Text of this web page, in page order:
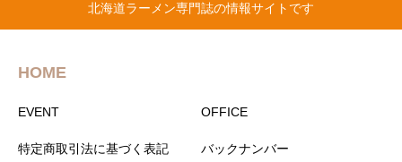
北海道ラーメン専門誌の情報サイトです
HOME
EVENT OFFICE
特定商取引法に基づく表記 バックナンバー